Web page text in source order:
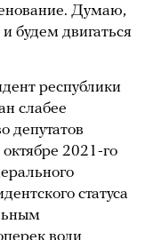
Думаю,
будем двигаться
республики
слабее
депутатов
2021-го
статуса